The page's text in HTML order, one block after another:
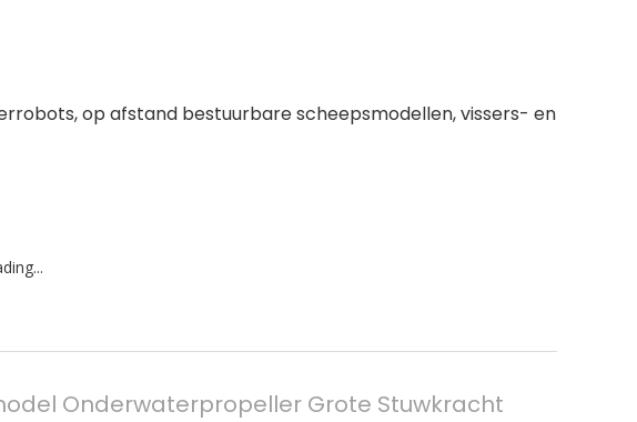
op afstand bestuurbare scheepsmodellen, vissers- en
Onderwaterpropeller Grote Stuwkracht